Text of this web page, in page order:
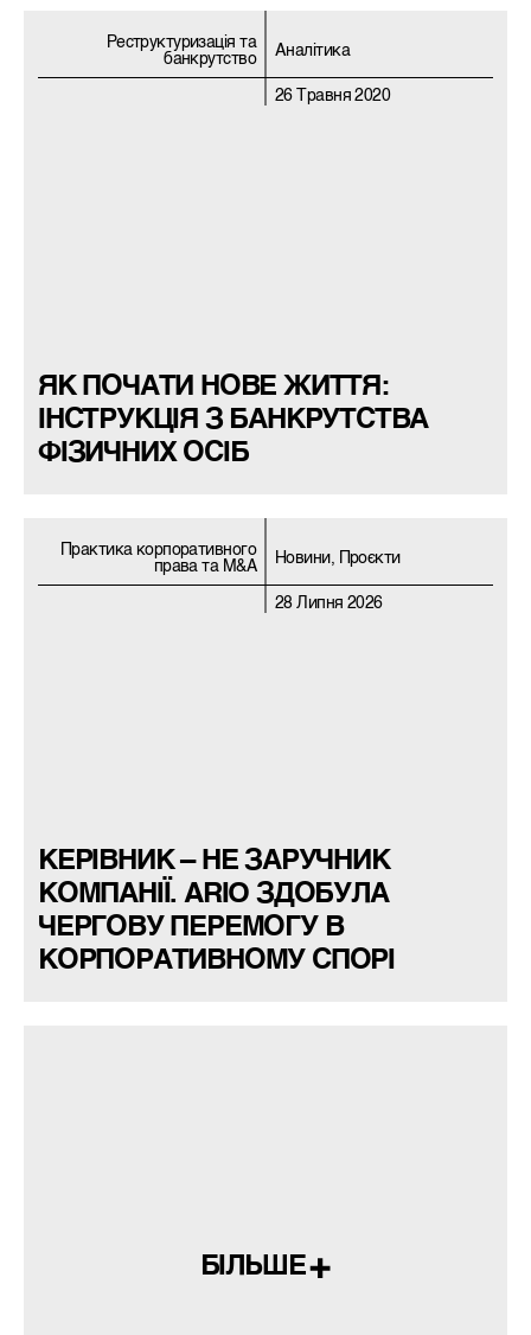
Реструктуризацiя та
банкрутство
Аналітика
26 Травня 2020
ЯК ПОЧАТИ НОВЕ ЖИТТЯ:
ІНСТРУКЦІЯ З БАНКРУТСТВА
ФІЗИЧНИХ ОСІБ
Практика корпоративного
права та M&A
Новини, Проєкти
28 Липня 2026
КЕРІВНИК – НЕ ЗАРУЧНИК
КОМПАНІЇ. ARIO ЗДОБУЛА
ЧЕРГОВУ ПЕРЕМОГУ В
КОРПОРАТИВНОМУ СПОРІ
БІЛЬШЕ